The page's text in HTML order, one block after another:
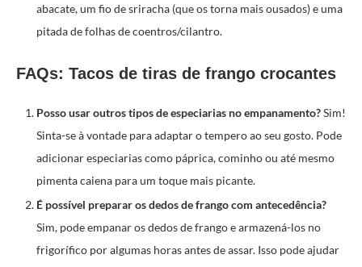
abacate, um fio de sriracha (que os torna mais ousados) e uma
pitada de folhas de coentros/cilantro.
FAQs: Tacos de tiras de frango crocantes
Posso usar outros tipos de especiarias no empanamento?Sim!
Sinta-se à vontade para adaptar o tempero ao seu gosto. Pode
adicionar especiarias como páprica, cominho ou até mesmo
pimenta caiena para um toque mais picante.
É possível preparar os dedos de frango com antecedência?
Sim, pode empanar os dedos de frango e armazená-los no
frigorífico por algumas horas antes de assar. Isso pode ajudar